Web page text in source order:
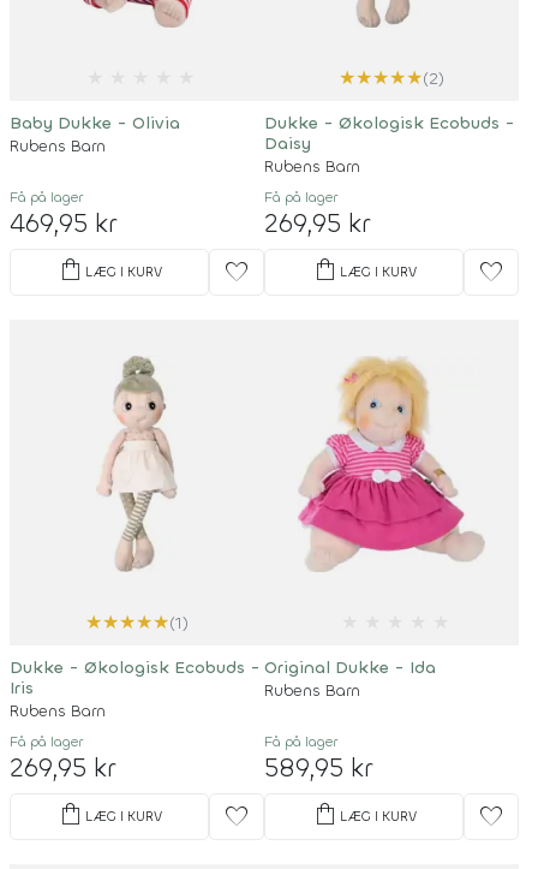
Baby Dukke - Olivia
Rubens Barn
Få på lager
469,95 kr
shopping_bag LÆG I KURV favorite
★★★★★(2)
Dukke - Økologisk Ecobuds -
Daisy
Rubens Barn
Få på lager
269,95 kr
shopping_bag LÆG I KURV favorite
★★★★★(1)
Dukke - Økologisk Ecobuds -
Iris
Rubens Barn
Få på lager
269,95 kr
shopping_bag LÆG I KURV favorite
Original Dukke - Ida
Rubens Barn
Få på lager
589,95 kr
shopping_bag LÆG I KURV favorite